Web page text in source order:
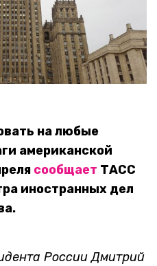
на любые
американской
сообщает ТАСС
иностранных дел
России Дмитрий